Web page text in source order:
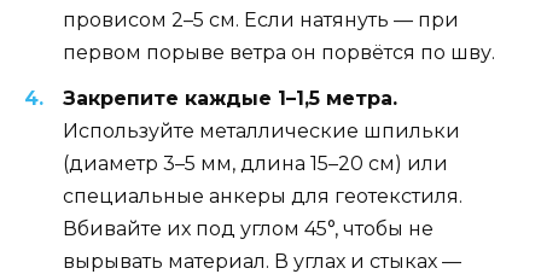
провисом 2–5 см. Если натянуть — при
первом порыве ветра он порвётся по шву.
Закрепите каждые 1–1,5 метра.
Используйте металлические шпильки
(диаметр 3–5 мм, длина 15–20 см) или
специальные анкеры для геотекстиля.
Вбивайте их под углом 45°, чтобы не
вырывать материал. В углах и стыках —